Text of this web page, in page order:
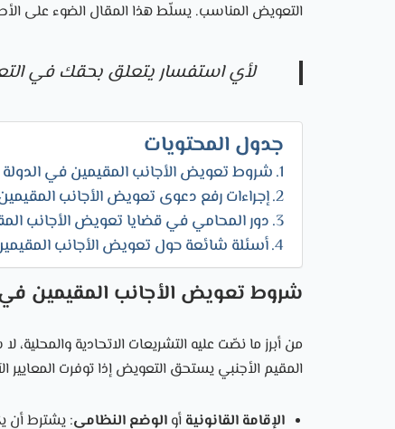
التعويض المناسب. يسلّط هذا المقال الضوء على
لأي استفسار يتعلق بحقك في
جدول المحتويات
شروط تعويض الأجانب المقيمين في
إجراءات رفع دعوى تعويض الأجانب
دور المحامي في قضايا تعويض الأجانب
أسئلة شائعة حول تعويض الأجانب
شروط تعويض الأجانب المقيمين
المقيم الأجنبي يستحق التعويض إذا توفرت المعايير
الإقامة القانونية أو الوضع النظامي: يشترط أن